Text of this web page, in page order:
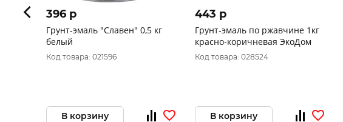
396 p
Грунт-эмаль "Славен" 0,5 кг
белый
Код товара: 021596
В корзину
443 p
Грунт-эмаль по ржавчине 1кг
красно-коричневая ЭкоДом
Код товара: 028524
В корзину